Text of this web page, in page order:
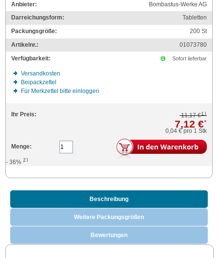
Anbieter:
Bombastus-Werke AG
Darreichungsform:
Tabletten
Packungsgröße:
200St
Artikelnr.:
01073780
Verfügbarkeit:
Sofort lieferbar
Versandkosten
Beipackzettel
Für Merkzettel bitte einloggen
Ihr Preis: 11,17 €1)
7,12 €*
0,04 €pro 1 Stk
Menge:
- 36%2)
Beschreibung
Weitere Packungsgrößen
Bewertungen